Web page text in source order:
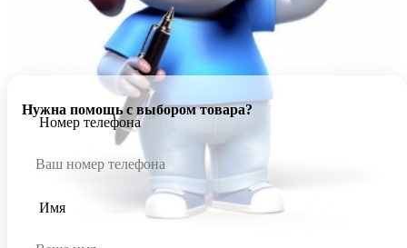
Нужна помощь с выбором товара?
Номер телефона
Имя